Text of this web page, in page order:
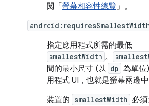
閱「 螢幕相容性總覽」。
指定應用程式所需的最低
smallestWidth 。
間的最小尺寸 (以 dp 為單位
用程式 UI，也就是螢幕兩邊中
裝置的 smallestWidth 必